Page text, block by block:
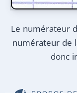
Le numérateur
numérateur de
donc